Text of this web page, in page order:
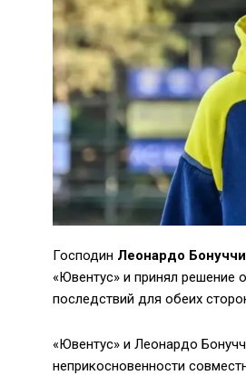
Господин Леонардо Бонуччи
«Ювентус» и принял решение
последствий для обеих
«Ювентус» и Леонардо
неприкосновенности